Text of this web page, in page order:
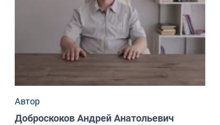
Автор
Доброскоков Андрей Анатольевич